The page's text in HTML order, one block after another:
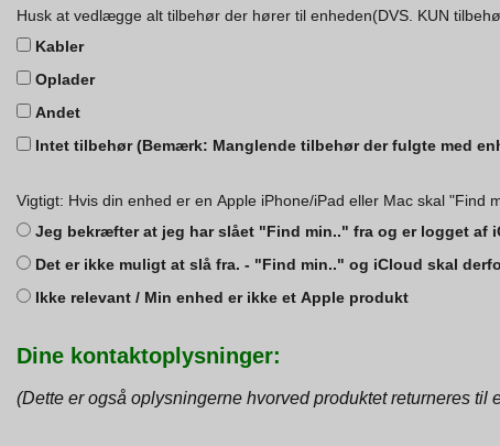
Husk at vedlægge alt tilbehør der hører til enheden(DVS. KUN
Kabler
Oplader
Andet
Intet tilbehør (Bemærk: Manglende tilbehør der fulgte med
Vigtigt: Hvis din enhed er en Apple iPhone/iPad eller Mac skal
Jeg bekræfter at jeg har slået "Find min.." fra og er logget af
Det er ikke muligt at slå fra. - "Find min.." og iCloud skal
Ikke relevant / Min enhed er ikke et Apple produkt
Dine kontaktoplysninger:
(Dette er også oplysningerne hvorved produktet returneres til